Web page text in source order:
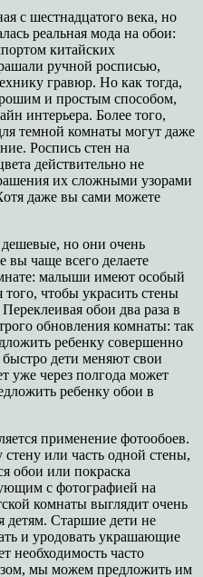
с шестнадцатого века, но
реальная мода на обои:
китайских
ручной росписью,
гравюр. Но как тогда,
и простым способом,
интерьера. Более того,
темной комнаты могут даже
Роспись стен на
действительно не
их сложными узорами
даже вы сами можете
дешевые, но они очень
чаще всего делаете
малыши имеют особый
чтобы украсить стены
обои два раза в
обновления комнаты: так
ребенку совершенно
дети меняют свои
уже через полгода может
ребенку обои в
применение фотообоев.
или часть одной стены,
обои или покраска
с фотографией на
комнаты выглядит очень
детям. Старшие дети не
и уродовать украшающие
необходимость часто
мы можем предложить им